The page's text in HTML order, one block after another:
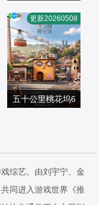
胧,丁真珍珠
大陆综艺
2026/中国大陆
五十公里桃花坞6
周涛,徐若晗,贺峻
霖,李雪琴,王子奇,
陈鑫海,方媛,徐志
2026/中国大陆
更新20260508
综艺。由刘宇宁、金
同进入游戏世界《推